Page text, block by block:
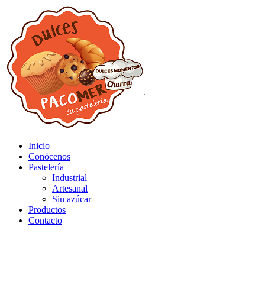
Inicio
Conócenos
Pastelería
Industrial
Artesanal
Sin azúcar
Productos
Contacto